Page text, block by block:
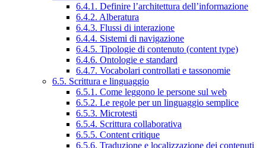
6.4.1. Definire l’architettura dell’informazione
6.4.2. Alberatura
6.4.3. Flussi di interazione
6.4.4. Sistemi di navigazione
6.4.5. Tipologie di contenuto (content type)
6.4.6. Ontologie e standard
6.4.7. Vocabolari controllati e tassonomie
6.5. Scrittura e linguaggio
6.5.1. Come leggono le persone sul web
6.5.2. Le regole per un linguaggio semplice
6.5.3. Microtesti
6.5.4. Scrittura collaborativa
6.5.5. Content critique
6.5.6. Traduzione e localizzazione dei contenuti